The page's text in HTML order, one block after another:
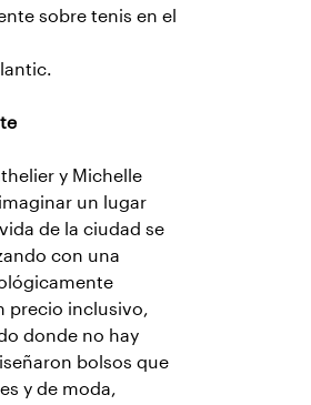
sobre tenis en el
y Michelle
un lugar
de la ciudad se
con una
precio inclusivo,
donde no hay
bolsos que
y de moda,